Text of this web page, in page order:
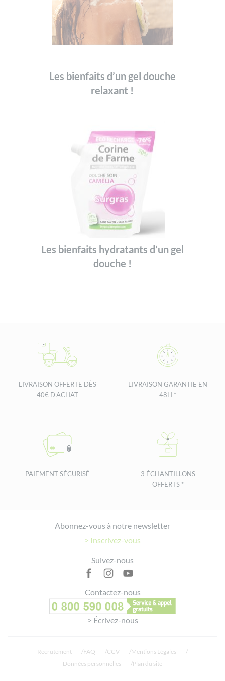
Les bienfaits d’un gel douche
relaxant !
Les bienfaits hydratants d’un gel
douche !
LIVRAISON OFFERTE DÈS
40€ D'ACHAT
LIVRAISON GARANTIE EN
48H *
PAIEMENT SÉCURISÉ
3 ÉCHANTILLONS
OFFERTS *
Abonnez-vous à notre newsletter
> Inscrivez-vous
Suivez-nous
Contactez-nous
> Écrivez-nous
Recrutement FAQ CGV
Mentions Légales
Données personnelles
Plan du site